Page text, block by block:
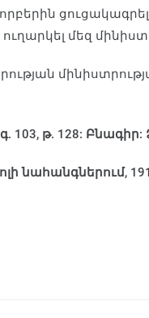
մեզ
103, թ. 128:
նահանգներում,